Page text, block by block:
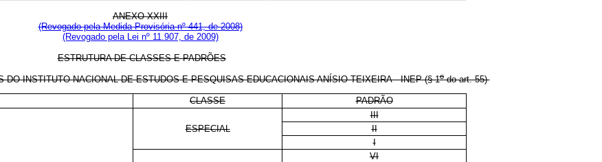
ANEXO XXIII
(Revogado pela Medida Provisória nº 441, de 2008)
(Revogado pela Lei nº 11.907, de 2009)
ESTRUTURA DE CLASSES E PADRÕES
DO INSTITUTO NACIONAL DE ESTUDOS E PESQUISAS EDUCACIONAIS ANÍSIO TEIXEIRA - INEP (§ 1odo art. 55)
CLASSE PADRÃO
ESPECIAL
III
II
I
VI